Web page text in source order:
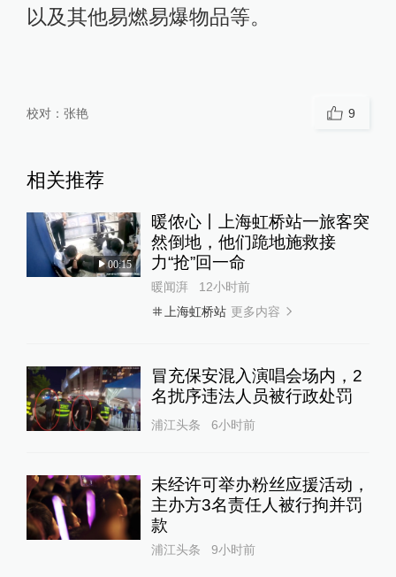
以及其他易燃易爆物品等。
校对： 张艳 9
相关推荐
00:15
暖侬心丨上海虹桥站一旅客突
然倒地，他们跪地施救接
力“抢”回一命
暖闻湃
12小时前
上海虹桥站 更多内容
冒充保安混入演唱会场内，2
名扰序违法人员被行政处罚
浦江头条 6小时前
未经许可举办粉丝应援活动，
主办方3名责任人被行拘并罚
款
浦江头条 9小时前